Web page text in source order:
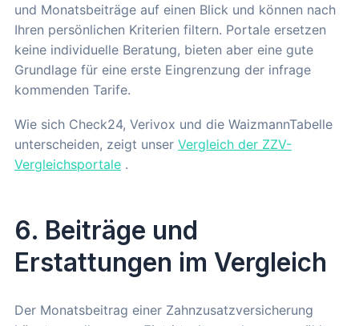
und Monatsbeiträge auf einen Blick und können nach
Ihren persönlichen Kriterien filtern. Portale ersetzen
keine individuelle Beratung, bieten aber eine gute
Grundlage für eine erste Eingrenzung der infrage
kommenden Tarife.
Wie sich Check24, Verivox und die WaizmannTabelle
unterscheiden, zeigt unser Vergleich der ZZV-
Vergleichsportale .
6. Beiträge und
Erstattungen im Vergleich
Der Monatsbeitrag einer Zahnzusatzversicherung